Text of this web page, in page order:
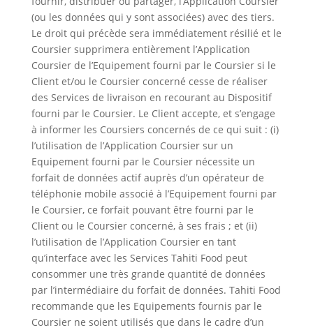
(ou les données qui y sont associées) avec des tiers.
Le droit qui précède sera immédiatement résilié et le
Coursier supprimera entièrement l’Application
Coursier de l’Equipement fourni par le Coursier si le
Client et/ou le Coursier concerné cesse de réaliser
des Services de livraison en recourant au Dispositif
fourni par le Coursier. Le Client accepte, et s’engage
à informer les Coursiers concernés de ce qui suit : (i)
l’utilisation de l’Application Coursier sur un
Equipement fourni par le Coursier nécessite un
forfait de données actif auprès d’un opérateur de
téléphonie mobile associé à l’Equipement fourni par
le Coursier, ce forfait pouvant être fourni par le
Client ou le Coursier concerné, à ses frais ; et (ii)
l’utilisation de l’Application Coursier en tant
qu’interface avec les Services Tahiti Food peut
consommer une très grande quantité de données
par l’intermédiaire du forfait de données. Tahiti Food
recommande que les Equipements fournis par le
Coursier ne soient utilisés que dans le cadre d’un